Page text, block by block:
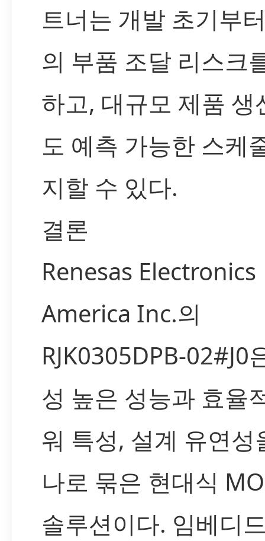
트너는 개발 초기부
의 부품 조달 리스크
하고, 대규모 제품 생
도 예측 가능한 스케
지할 수 있다.
결론
Renesas Electronics
America Inc.의
RJK0305DPB-02#J0
성 높은 성능과 효율
워 특성, 설계 유연성
나로 묶은 현대식
솔루션이다. 임베디